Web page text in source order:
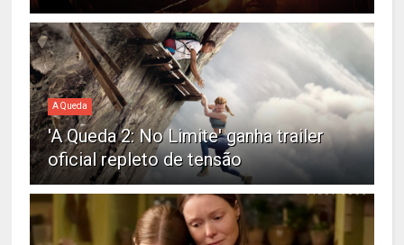
A Queda
'A Queda 2: No Limite' ganha trailer
oficial repleto de tensão